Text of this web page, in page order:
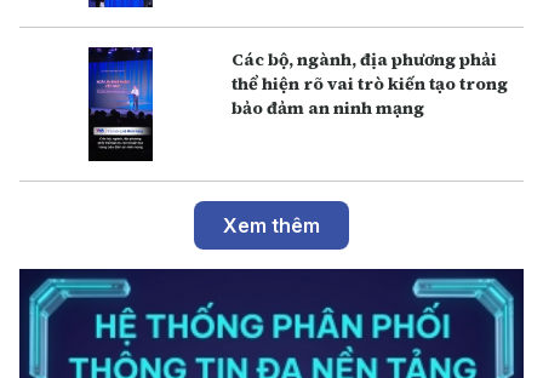
Các bộ, ngành, địa phương phải
thể hiện rõ vai trò kiến tạo trong
bảo đảm an ninh mạng
Xem thêm